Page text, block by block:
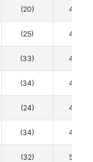
(20) 4
(25) 4
(33) 4
(34) 4
(24) 4
(34) 4
(32) 5